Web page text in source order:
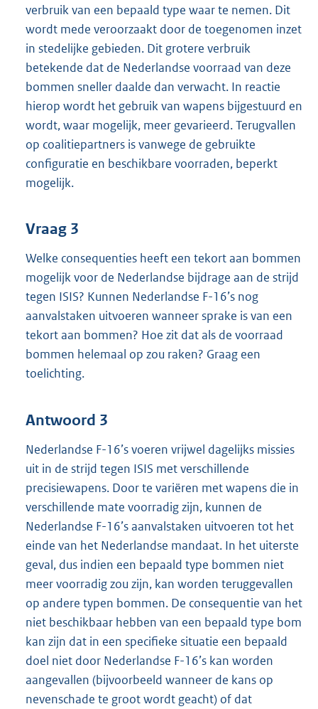
verbruik van een bepaald type waar te nemen. Dit
wordt mede veroorzaakt door de toegenomen inzet
in stedelijke gebieden. Dit grotere verbruik
betekende dat de Nederlandse voorraad van deze
bommen sneller daalde dan verwacht. In reactie
hierop wordt het gebruik van wapens bijgestuurd en
wordt, waar mogelijk, meer gevarieerd. Terugvallen
op coalitiepartners is vanwege de gebruikte
configuratie en beschikbare voorraden, beperkt
mogelijk.
Vraag 3
Welke consequenties heeft een tekort aan bommen
mogelijk voor de Nederlandse bijdrage aan de strijd
tegen ISIS? Kunnen Nederlandse F-16’s nog
aanvalstaken uitvoeren wanneer sprake is van een
tekort aan bommen? Hoe zit dat als de voorraad
bommen helemaal op zou raken? Graag een
toelichting.
Antwoord 3
Nederlandse F-16’s voeren vrijwel dagelijks missies
uit in de strijd tegen ISIS met verschillende
precisiewapens. Door te variëren met wapens die in
verschillende mate voorradig zijn, kunnen de
Nederlandse F-16’s aanvalstaken uitvoeren tot het
einde van het Nederlandse mandaat. In het uiterste
geval, dus indien een bepaald type bommen niet
meer voorradig zou zijn, kan worden teruggevallen
op andere typen bommen. De consequentie van het
niet beschikbaar hebben van een bepaald type bom
kan zijn dat in een specifieke situatie een bepaald
doel niet door Nederlandse F-16’s kan worden
aangevallen (bijvoorbeeld wanneer de kans op
nevenschade te groot wordt geacht) of dat